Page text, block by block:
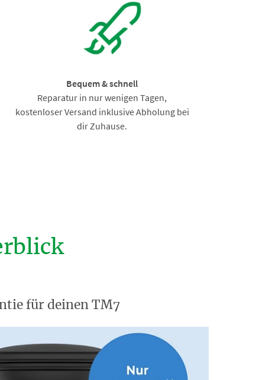
Bequem & schnell
Reparatur in nur wenigen Tagen,
kostenloser Versand inklusive Abholung bei
dir Zuhause.
für deinen TM7